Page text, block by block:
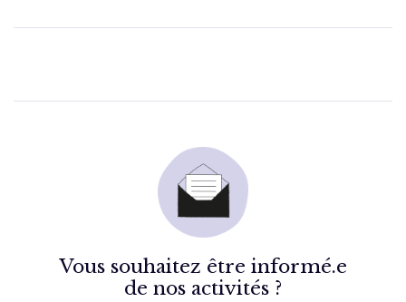
Vous souhaitez être informé.e
de nos activités ?